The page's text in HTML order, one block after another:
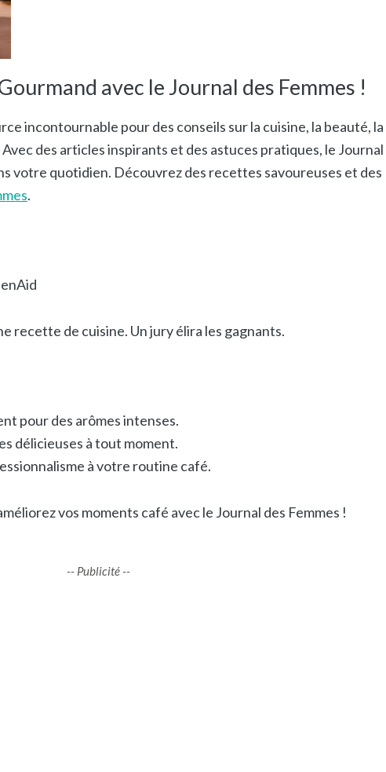
avec le Journal des Femmes !
incontournable pour des conseils sur la cuisine, la beauté, la
des articles inspirants et des astuces pratiques, le Journal
votre quotidien. Découvrez des recettes savoureuses et des
.
recette de cuisine. Un jury élira les gagnants.
pour des arômes intenses.
délicieuses à tout moment.
à votre routine café.
vos moments café avec le Journal des Femmes !
-- Publicité --